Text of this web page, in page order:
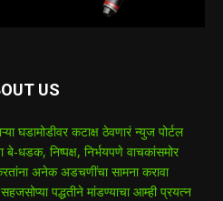
US
घडामोडीवर कटाक्ष ठेवणारं न्युज पोर्टल
धडक, निष्पक्ष, निर्भयपणे वाचकांसमोर
अनेक अडचणींचा सामना करावा
पद्धतीने मांडण्याचा आम्ही प्रयत्न